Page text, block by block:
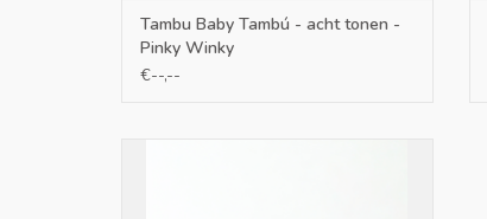
Tambu Baby Tambú - acht tonen -
Pinky Winky
€--,--